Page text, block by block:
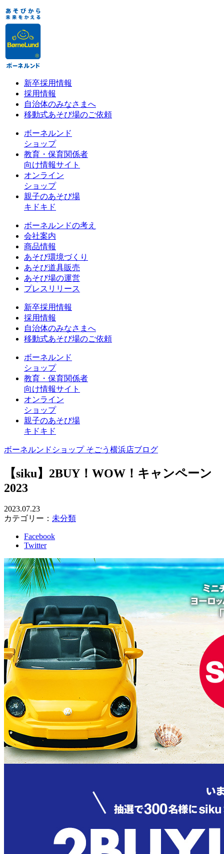
新卒採用情報
採用情報
自治体のみなさまへ
移動式あそび場のご依頼
ボーネルンド
ショップ
教育・保育関係者
向け情報サイト
オンライン
ショップ
親子のあそび場
キドキド
ボーネルンドの考え
会社案内
商品情報
あそび環境づくり
あそび道具販売
あそび場の運営
プレスリリース
新卒採用情報
採用情報
自治体のみなさまへ
移動式あそび場のご依頼
ボーネルンド
ショップ
教育・保育関係者
向け情報サイト
オンライン
ショップ
親子のあそび場
キドキド
ボーネルンドショップ そごう横浜店ブログ
【siku】2BUY！WOW！キャンペーン
2023
2023.07.23
カテゴリー： 未分類
Facebook
Twitter